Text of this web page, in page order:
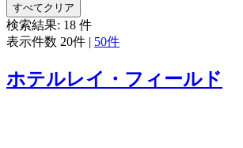
すべてクリア
検索結果: 18 件
表示件数 20件 | 50件
ホテルレイ・フィールド